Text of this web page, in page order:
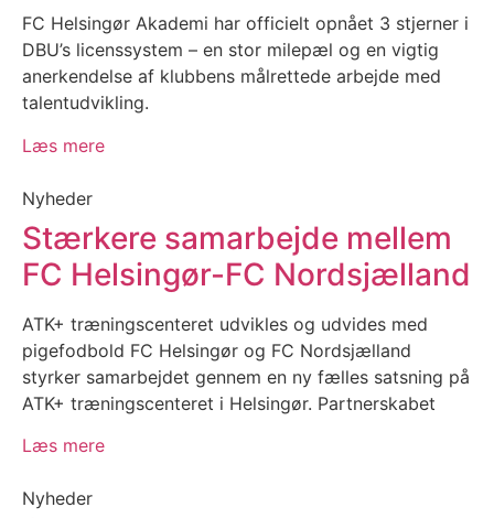
FC Helsingør Akademi har officielt opnået 3 stjerner i
DBU’s licenssystem – en stor milepæl og en vigtig
anerkendelse af klubbens målrettede arbejde med
talentudvikling.
Læs mere
Nyheder
Stærkere samarbejde mellem
FC Helsingør-FC Nordsjælland
ATK+ træningscenteret udvikles og udvides med
pigefodbold FC Helsingør og FC Nordsjælland
styrker samarbejdet gennem en ny fælles satsning på
ATK+ træningscenteret i Helsingør. Partnerskabet
Læs mere
Nyheder